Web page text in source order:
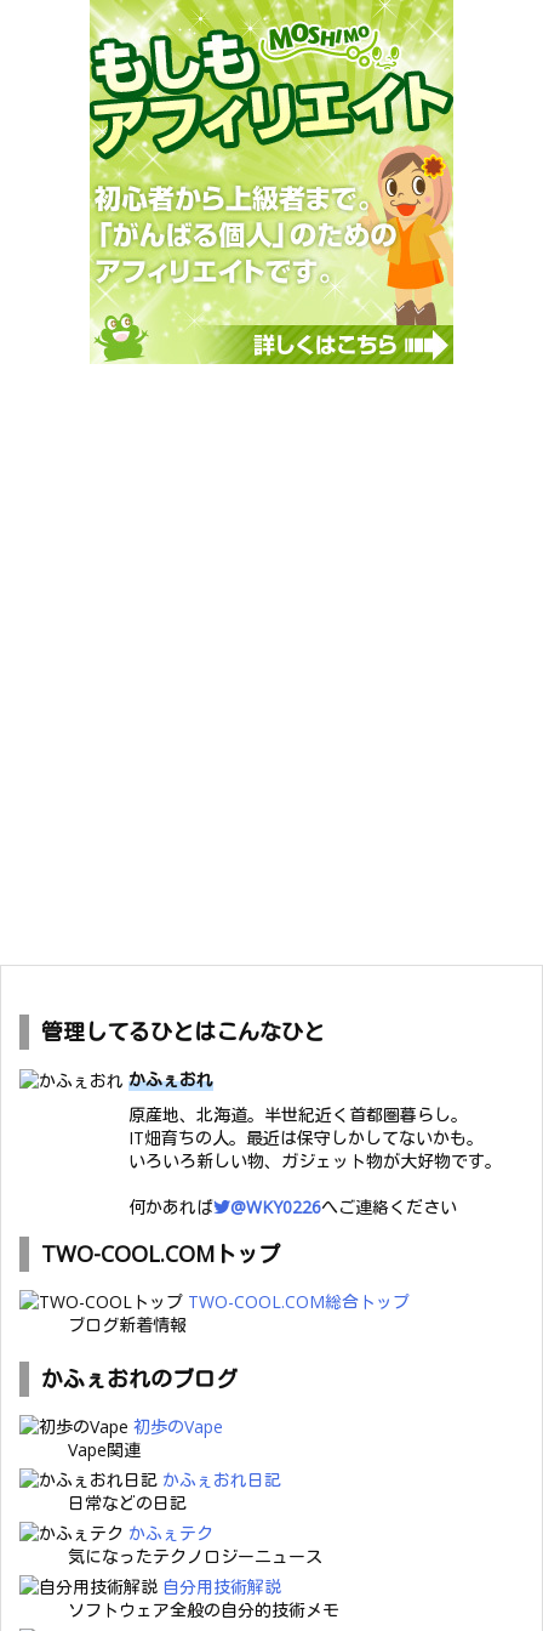
管理してるひとはこんなひと
かふぇおれ
原産地、北海道。半世紀近く首都圏暮らし。
IT畑育ちの人。最近は保守しかしてないかも。
いろいろ新しい物、ガジェット物が大好物です。
何かあれば
@WKY0226へご連絡ください
TWO-COOL.COMトップ
TWO-COOL.COM総合トップ
ブログ新着情報
かふぇおれのブログ
初歩のVape
Vape関連
かふぇおれ日記
日常などの日記
かふぇテク
気になったテクノロジーニュース
自分用技術解説
ソフトウェア全般の自分的技術メモ